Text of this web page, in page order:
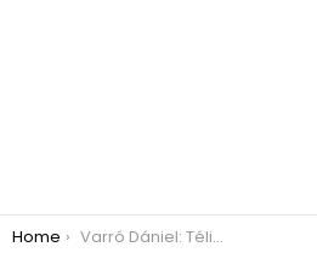
You are here:
Home Varró Dániel: Téli szonett